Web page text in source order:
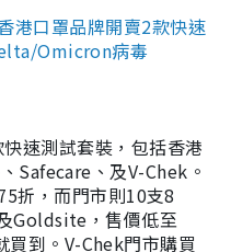
港口罩品牌開賣2款快速
Omicron病毒
速測試套裝，包括香港
Safecare、及V-Chek。
折，而門市則10支8
Goldsite，售價低至
到。V-Chek門市購買